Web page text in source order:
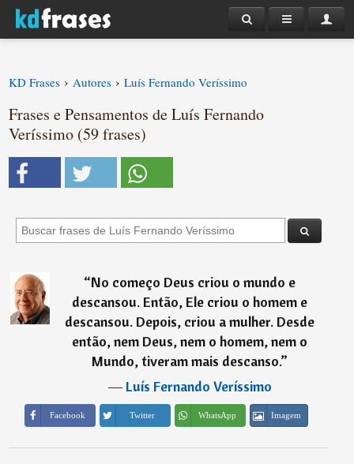
KD Frases › Autores › Luís Fernando Veríssimo
Frases e Pensamentos de Luís Fernando
Veríssimo (59 frases)
“No começo Deus criou o mundo e
descansou. Então, Ele criou o homem e
descansou. Depois, criou a mulher. Desde
então, nem Deus, nem o homem, nem o
Mundo, tiveram mais descanso.”
―Luís Fernando Veríssimo
Facebook Twitter WhatsApp Imagem